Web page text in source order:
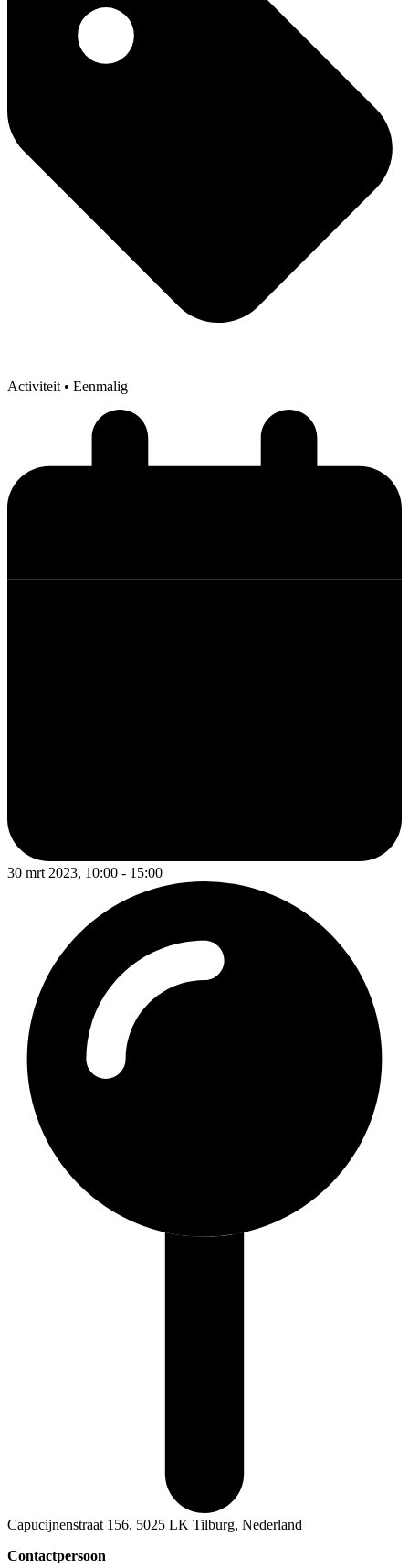
Activiteit • Eenmalig
30 mrt 2023, 10:00 - 15:00
Capucijnenstraat 156, 5025 LK Tilburg, Nederland
Contactpersoon